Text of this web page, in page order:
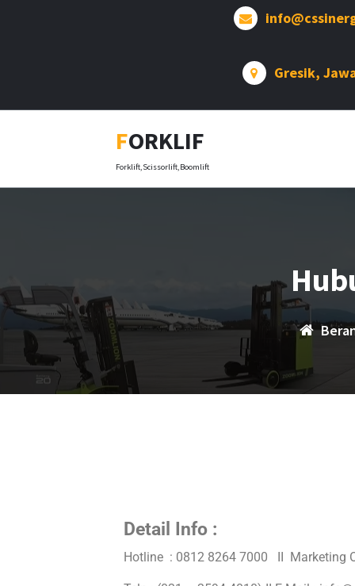
Gresik,
FORKLIF
Forklift,Scissorlift,Boomlift
Detail Info :
Hotline : 0812 8264 7000 II Marketing